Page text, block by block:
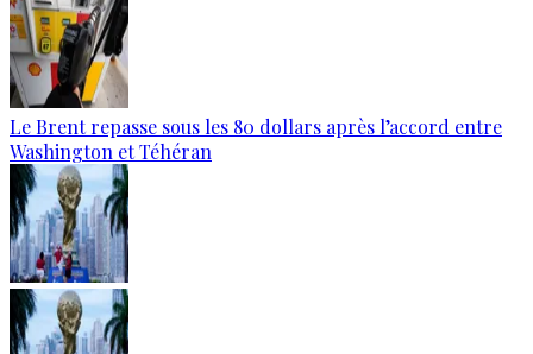
Le Brent repasse sous les 80 dollars après l’accord entre
Washington et Téhéran